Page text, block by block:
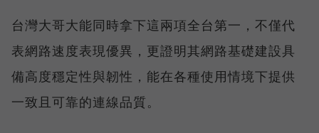
台灣大哥大能同時拿下這兩項全台第一，不僅代
表網路速度表現優異，更證明其網路基礎建設具
備高度穩定性與韌性，能在各種使用情境下提供
一致且可靠的連線品質。